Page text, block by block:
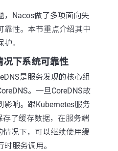
，Nacos做了多项面向失
靠性。本节重点介绍其中
。
况下系统可靠性
是服务发现的核心组
。一旦CoreDNS故
影响。跟Kubernetes服务
了缓存数据，在服务端
情况下，可以继续使用缓
服务调用。